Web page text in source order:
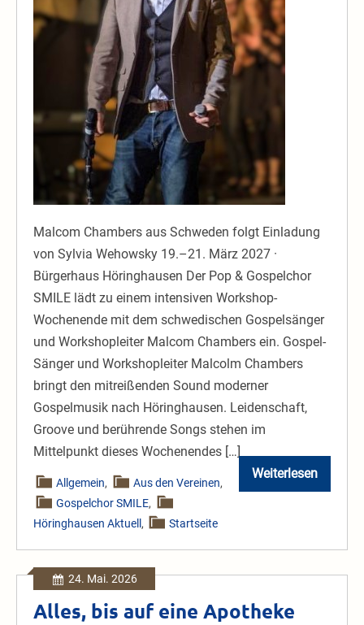
Malcom Chambers aus Schweden folgt Einladung
von Sylvia Wehowsky 19.–21. März 2027 ·
Bürgerhaus Höringhausen Der Pop & Gospelchor
SMILE lädt zu einem intensiven Workshop-
Wochenende mit dem schwedischen Gospelsänger
und Workshopleiter Malcom Chambers ein. Gospel-
Sänger und Workshopleiter Malcolm Chambers
bringt den mitreißenden Sound moderner
Gospelmusik nach Höringhausen. Leidenschaft,
Groove und berührende Songs stehen im
Mittelpunkt dieses Wochenendes […]
Weiterlesen
Gospel-
Workshop
Allgemein, Aus den Vereinen,
Gospelchor SMILE,
Höringhausen Aktuell , Startseite
24. Mai. 2026
Alles, bis auf eine Apotheke